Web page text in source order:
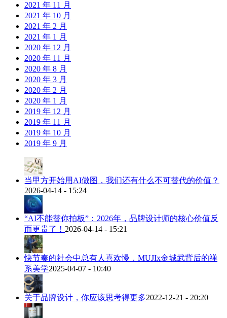
2021 年 11 月
2021 年 10 月
2021 年 2 月
2021 年 1 月
2020 年 12 月
2020 年 11 月
2020 年 8 月
2020 年 3 月
2020 年 2 月
2020 年 1 月
2019 年 12 月
2019 年 11 月
2019 年 10 月
2019 年 9 月
当甲方开始用AI做图，我们还有什么不可替代的价值？
2026-04-14 - 15:24
“AI不能替你拍板”：2026年，品牌设计师的核心价值反
而更贵了！ 2026-04-14 - 15:21
快节奏的社会中总有人喜欢慢，MUJIx金城武背后的禅
系美学2025-04-07 - 10:40
关于品牌设计，你应该思考得更多2022-12-21 - 20:20